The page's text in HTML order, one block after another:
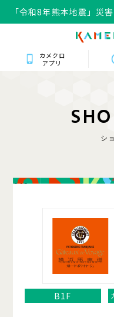
「令和8年熊本地震」災
カメクロ
アプリ
SHO
シ
016
B1F